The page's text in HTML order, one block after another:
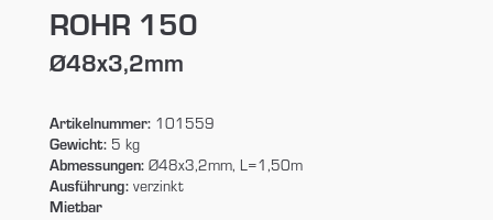
ROHR 150
Ø48x3,2mm
Artikelnummer:101559
Gewicht:5 kg
Abmessungen:Ø48x3,2mm, L=1,50m
Ausführung:verzinkt
Mietbar